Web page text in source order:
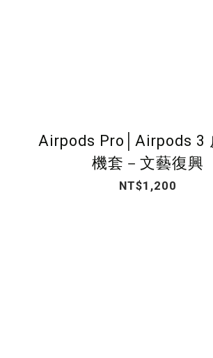
Airpods Pro│Airpods 3
機套－文藝復興
NT$1,200